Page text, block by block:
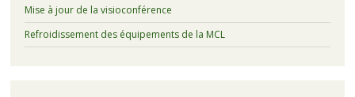
Mise à jour de la visioconférence
Refroidissement des équipements de la MCL